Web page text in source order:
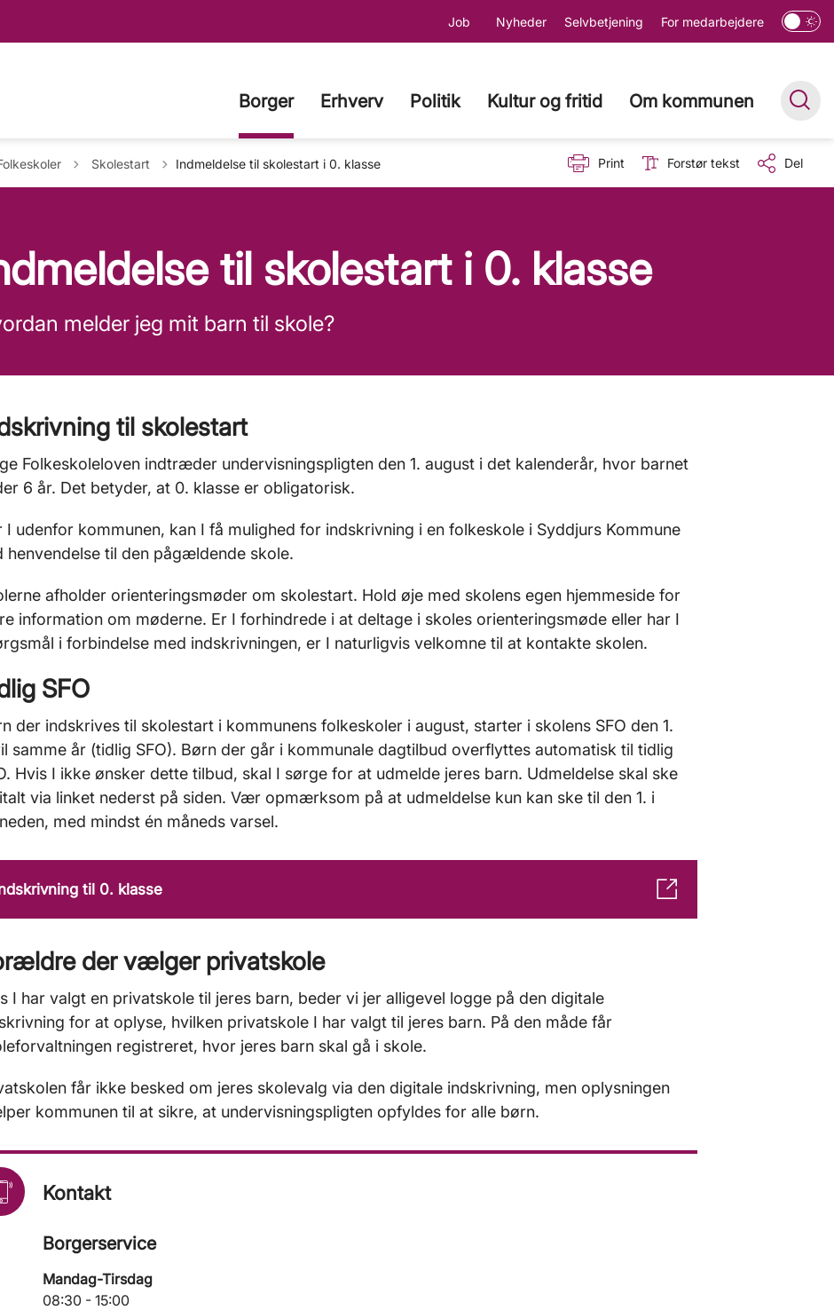
Job Nyheder Selvbetjening For medarbejdere
Borger Erhverv Politik Kultur og fritid Om kommunen
Tilbage til
Skolestart Indmeldelse til skolestart i 0. klasse Print Forstør tekst Del
til skolestart i 0. klasse
melder jeg mit barn til skole?
til skolestart
Folkeskoleloven indtræder undervisningspligten den 1. august i det kalenderår, hvor barnet
6 år. Det betyder, at 0. klasse er obligatorisk.
I udenfor kommunen, kan I få mulighed for indskrivning i en folkeskole i Syddjurs Kommune
henvendelse til den pågældende skole.
afholder orienteringsmøder om skolestart. Hold øje med skolens egen hjemmeside for
information om møderne. Er I forhindrede i at deltage i skoles orienteringsmøde eller har I
i forbindelse med indskrivningen, er I naturligvis velkomne til at kontakte skolen.
SFO
der indskrives til skolestart i kommunens folkeskoler i august, starter i skolens SFO den 1.
samme år (tidlig SFO). Børn der går i kommunale dagtilbud overflyttes automatisk til tidlig
Hvis I ikke ønsker dette tilbud, skal I sørge for at udmelde jeres barn. Udmeldelse skal ske
via linket nederst på siden. Vær opmærksom på at udmeldelse kun kan ske til den 1. i
med mindst én måneds varsel.
til 0. klasse
der vælger privatskole
I har valgt en privatskole til jeres barn, beder vi jer alligevel logge på den digitale
for at oplyse, hvilken privatskole I har valgt til jeres barn. På den måde får
registreret, hvor jeres barn skal gå i skole.
får ikke besked om jeres skolevalg via den digitale indskrivning, men oplysningen
kommunen til at sikre, at undervisningspligten opfyldes for alle børn.
Kontakt
Borgerservice
Mandag-Tirsdag
08:30 - 15:00